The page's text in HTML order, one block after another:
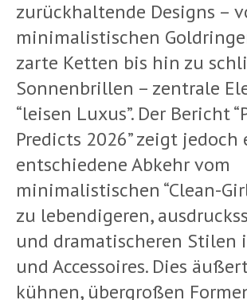
zurückhaltende Designs –
minimalistischen
zarte Ketten bis hin zu
Sonnenbrillen – zentrale
“leisen Luxus”. Der Bericht
Predicts 2026” zeigt jedoch
entschiedene Abkehr vom
minimalistischen “Clean-
zu lebendigeren,
und dramatischeren Stilen
und Accessoires. Dies
kühnen, übergroßen